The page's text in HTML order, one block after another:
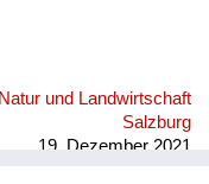
Natur und Landwirtschaft
Salzburg
19. Dezember 2021